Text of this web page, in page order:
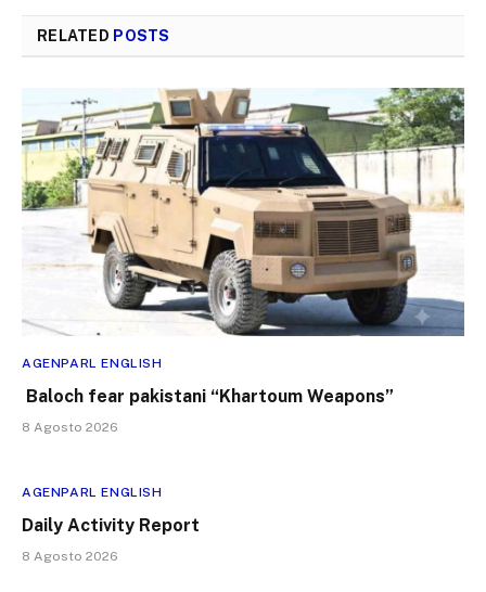
RELATED POSTS
AGENPARL ENGLISH
Baloch fear pakistani “Khartoum Weapons”
8 Agosto 2026
AGENPARL ENGLISH
Daily Activity Report
8 Agosto 2026